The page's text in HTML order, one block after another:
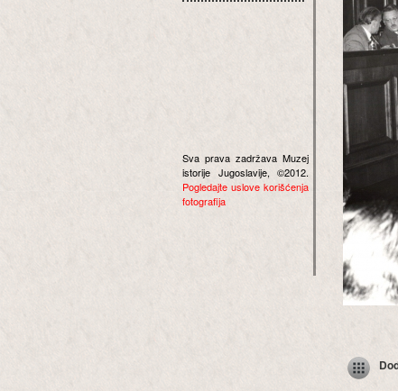
Sva prava zadržava Muzej
istorije Jugoslavije, ©2012.
Pogledajte uslove korišćenja
fotografija